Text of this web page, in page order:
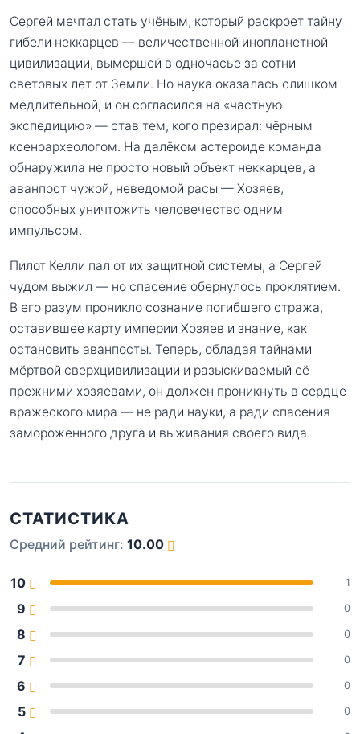
Сергей мечтал стать учёным, который раскроет тайну
гибели неккарцев — величественной инопланетной
цивилизации, вымершей в одночасье за сотни
световых лет от Земли. Но наука оказалась слишком
медлительной, и он согласился на «частную
экспедицию» — став тем, кого презирал: чёрным
ксеноархеологом. На далёком астероиде команда
обнаружила не просто новый объект неккарцев, а
аванпост чужой, неведомой расы — Хозяев,
способных уничтожить человечество одним
импульсом.
Пилот Келли пал от их защитной системы, а Сергей
чудом выжил — но спасение обернулось проклятием.
В его разум проникло сознание погибшего стража,
оставившее карту империи Хозяев и знание, как
остановить аванпосты. Теперь, обладая тайнами
мёртвой сверхцивилизации и разыскиваемый её
прежними хозяевами, он должен проникнуть в сердце
вражеского мира — не ради науки, а ради спасения
замороженного друга и выживания своего вида.
СТАТИСТИКА
Средний рейтинг: 10.00
10 1
9 0
8 0
7 0
6 0
5 0